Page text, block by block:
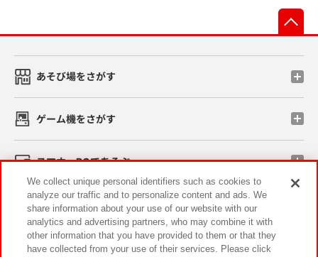
あそび場をさがす
ゲーム機をさがす
スマホ・PCであそぶ
イベント・キャンペーン
We collect unique personal identifiers such as cookies to
analyze our traffic and to personalize content and ads. We
share information about your use of our website with our
analytics and advertising partners, who may combine it with
other information that you have provided to them or that they
have collected from your use of their services. Please click